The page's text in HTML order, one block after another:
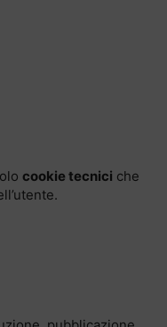
cookie tecnici che